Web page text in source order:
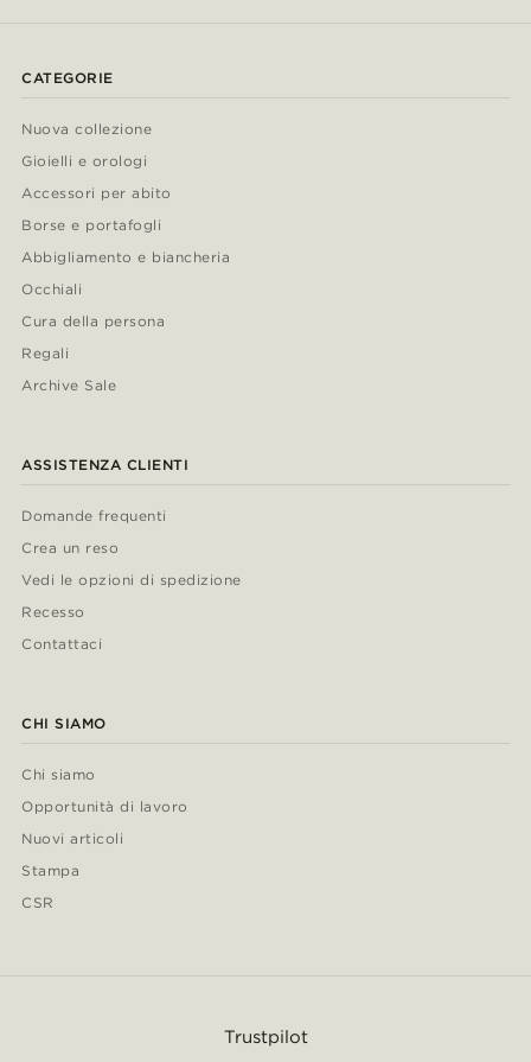
CATEGORIE
Nuova collezione
Gioielli e orologi
Accessori per abito
Borse e portafogli
Abbigliamento e biancheria
Occhiali
Cura della persona
Regali
Archive Sale
ASSISTENZA CLIENTI
Domande frequenti
Crea un reso
Vedi le opzioni di spedizione
Recesso
Contattaci
CHI SIAMO
Chi siamo
Opportunità di lavoro
Nuovi articoli
Stampa
CSR
Trustpilot